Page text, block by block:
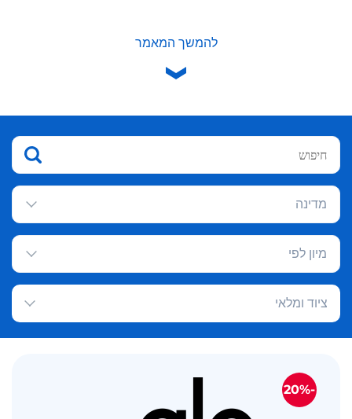
להמשך המאמר
מדינה
מיון לפי
ציוד ומלאי
-20%